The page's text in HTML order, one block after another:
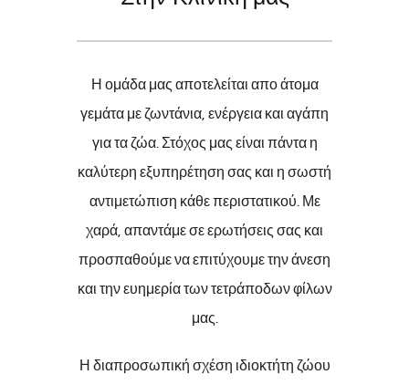
Η ομάδα μας αποτελείται απο άτομα
γεμάτα με ζωντάνια, ενέργεια και αγάπη
για τα ζώα. Στόχος μας είναι πάντα η
καλύτερη εξυπηρέτηση σας και η σωστή
αντιμετώπιση κάθε περιστατικού. Με
χαρά, απαντάμε σε ερωτήσεις σας και
προσπαθούμε να επιτύχουμε την άνεση
και την ευημερία των τετράποδων φίλων
μας.
Η διαπροσωπική σχέση ιδιοκτήτη ζώου